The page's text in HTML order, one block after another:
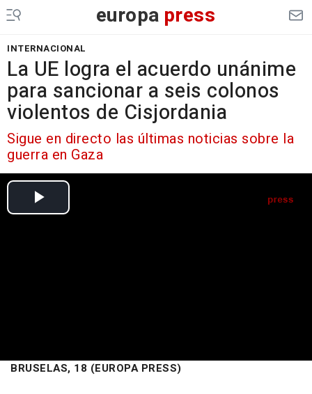
europa press
INTERNACIONAL
La UE logra el acuerdo unánime
para sancionar a seis colonos
violentos de Cisjordania
Sigue en directo las últimas noticias sobre la
guerra en Gaza
BRUSELAS, 18 (EUROPA PRESS)